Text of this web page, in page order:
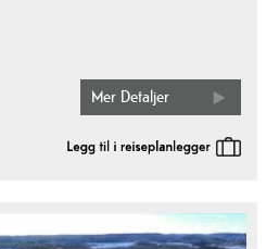
Mer Detaljer